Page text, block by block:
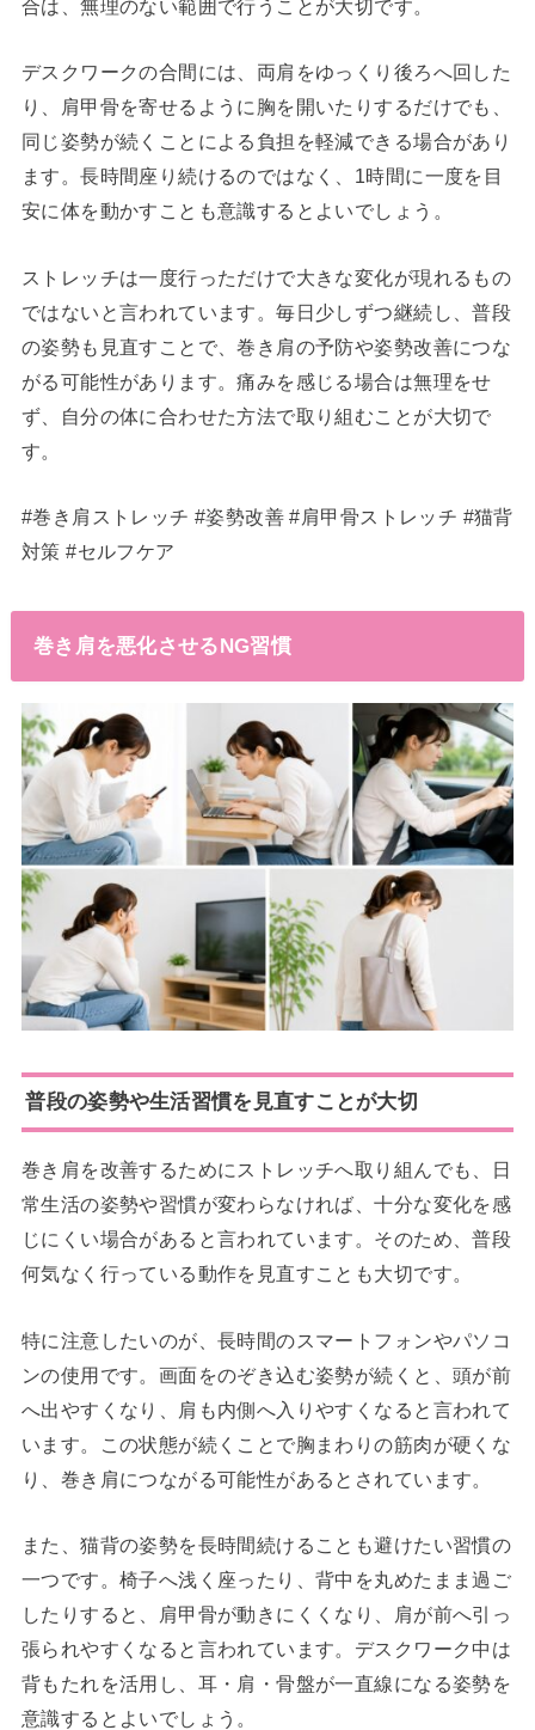
合は、無理のない範囲で行うことが大切です。
デスクワークの合間には、両肩をゆっくり後ろへ回した
り、肩甲骨を寄せるように胸を開いたりするだけでも、
同じ姿勢が続くことによる負担を軽減できる場合があり
ます。長時間座り続けるのではなく、1時間に一度を目
安に体を動かすことも意識するとよいでしょう。
ストレッチは一度行っただけで大きな変化が現れるもの
ではないと言われています。毎日少しずつ継続し、普段
の姿勢も見直すことで、巻き肩の予防や姿勢改善につな
がる可能性があります。痛みを感じる場合は無理をせ
ず、自分の体に合わせた方法で取り組むことが大切で
す。
#巻き肩ストレッチ #姿勢改善 #肩甲骨ストレッチ #猫背
対策 #セルフケア
巻き肩を悪化させるNG習慣
普段の姿勢や生活習慣を見直すことが大切
巻き肩を改善するためにストレッチへ取り組んでも、日
常生活の姿勢や習慣が変わらなければ、十分な変化を感
じにくい場合があると言われています。そのため、普段
何気なく行っている動作を見直すことも大切です。
特に注意したいのが、長時間のスマートフォンやパソコ
ンの使用です。画面をのぞき込む姿勢が続くと、頭が前
へ出やすくなり、肩も内側へ入りやすくなると言われて
います。この状態が続くことで胸まわりの筋肉が硬くな
り、巻き肩につながる可能性があるとされています。
また、猫背の姿勢を長時間続けることも避けたい習慣の
一つです。椅子へ浅く座ったり、背中を丸めたまま過ご
したりすると、肩甲骨が動きにくくなり、肩が前へ引っ
張られやすくなると言われています。デスクワーク中は
背もたれを活用し、耳・肩・骨盤が一直線になる姿勢を
意識するとよいでしょう。